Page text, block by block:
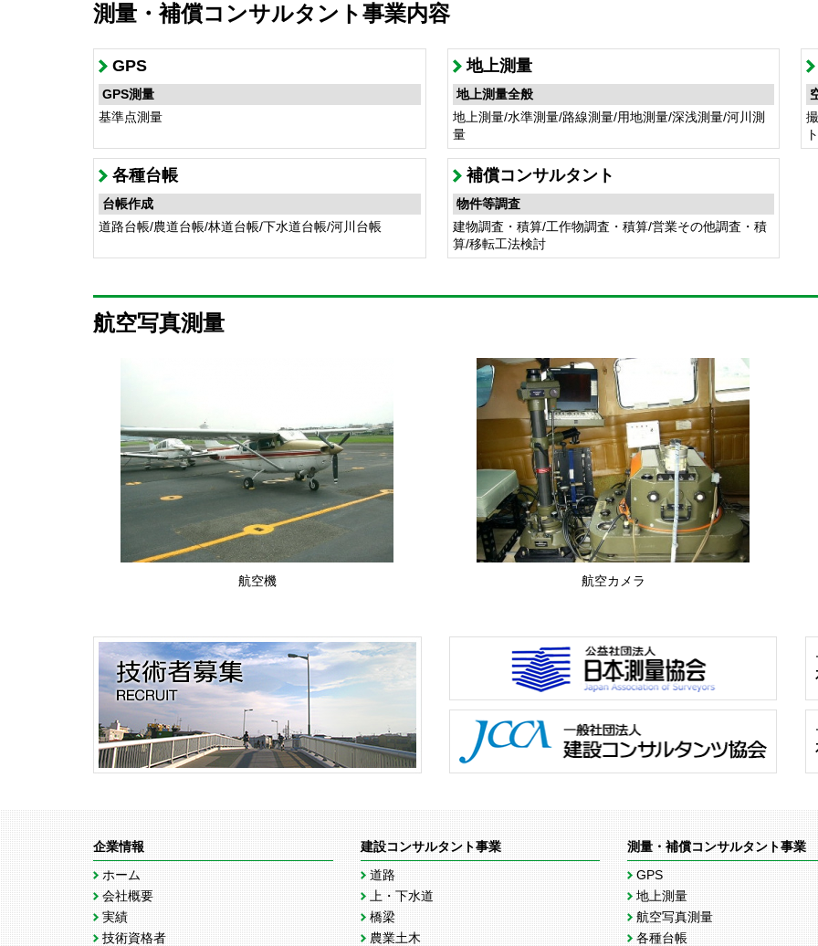
測量・補償コンサルタント事業内容
GPS
GPS測量
基準点測量
地上測量
地上測量全般
地上測量/水準測量/路線測量/用地測量/深浅測量/河川測
量
各種台帳
台帳作成
道路台帳/農道台帳/林道台帳/下水道台帳/河川台帳
補償コンサルタント
物件等調査
建物調査・積算/工作物調査・積算/営業その他調査・積
算/移転工法検討
航空写真測量
航空機 航空カメラ
企業情報
ホーム
会社概要
実績
技術資格者
建設コンサルタント事業
道路
上・下水道
橋梁
農業土木
測量・補償コンサルタント事業
GPS
地上測量
航空写真測量
各種台帳